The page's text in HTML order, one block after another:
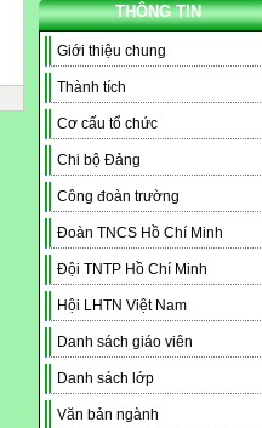
THÔNG TIN
Giới thiệu chung
Thành tích
Cơ cấu tổ chức
Chi bộ Đảng
Công đoàn trường
Đoàn TNCS Hồ Chí Minh
Đội TNTP Hồ Chí Minh
Hội LHTN Việt Nam
Danh sách giáo viên
Danh sách lớp
Văn bản ngành